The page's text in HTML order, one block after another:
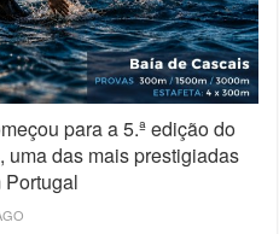
para a 5.ª edição do
das mais prestigiadas